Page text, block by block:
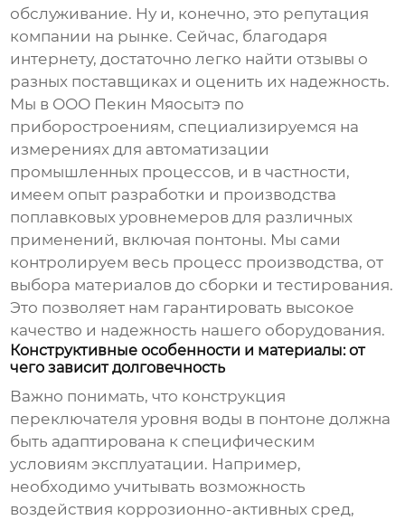
обслуживание. Ну и, конечно, это репутация
компании на рынке. Сейчас, благодаря
интернету, достаточно легко найти отзывы о
разных поставщиках и оценить их надежность.
Мы в ООО Пекин Мяосытэ по
приборостроениям, специализируемся на
измерениях для автоматизации
промышленных процессов, и в частности,
имеем опыт разработки и производства
поплавковых уровнемеров для различных
применений, включая понтоны. Мы сами
контролируем весь процесс производства, от
выбора материалов до сборки и тестирования.
Это позволяет нам гарантировать высокое
качество и надежность нашего оборудования.
Конструктивные особенности и материалы: от
чего зависит долговечность
Важно понимать, что конструкция
переключателя уровня воды в понтоне должна
быть адаптирована к специфическим
условиям эксплуатации. Например,
необходимо учитывать возможность
воздействия коррозионно-активных сред,